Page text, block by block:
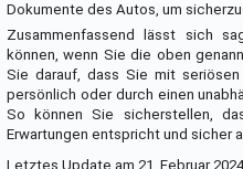
Dokumente des Autos, um
Zusammenfassend lässt sich
können, wenn Sie die oben
Sie darauf, dass Sie mit
persönlich oder durch einen
So können Sie sicherstellen,
Erwartungen entspricht und sicher
Letztes Update am 21. Februar 2024